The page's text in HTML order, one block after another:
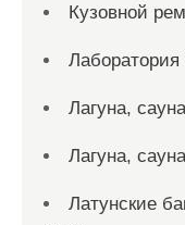
Кузовной
Лагуна, сауна
Лагуна, сауна
Латунские